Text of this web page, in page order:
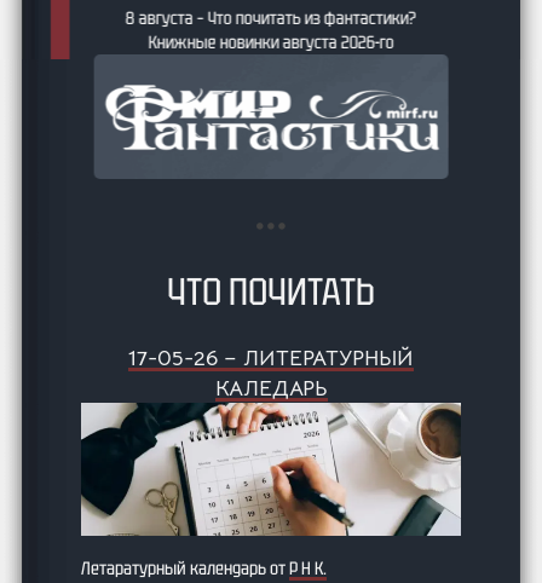
8 августа – Что почитать из фантастики?
Книжные новинки августа 2026-го
ЧТО ПОЧИТАТЬ
17-05-26 – ЛИТЕРАТУРНЫЙ
КАЛЕДАРЬ
Летаратурный календарь отР Н К.